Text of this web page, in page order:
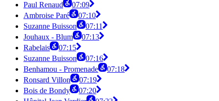
Paul Renaud
07:09
Ambroise Paré
07:10
Suzanne Buisson
07:11
Jouhaux - Blum
07:13
Rabelais
07:15
Suzanne Buisson
07:16
Benhamou - Promenade
07:18
Ronsard Villon
07:19
Bois de Bondy
07:20